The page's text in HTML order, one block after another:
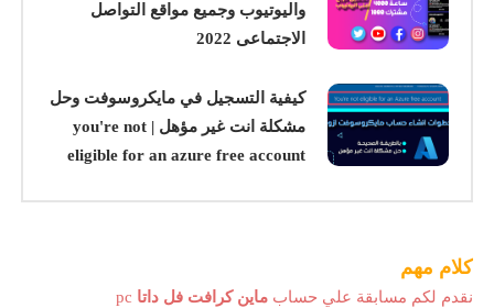
واليوتيوب وجميع مواقع التواصل
الاجتماعى 2022
كيفية التسجيل في مايكروسوفت وحل
مشكلة انت غير مؤهل | you're not
eligible for an azure free account
كلام مهم
نقدم لكم مسابقة علي حساب ماين كرافت فل داتا